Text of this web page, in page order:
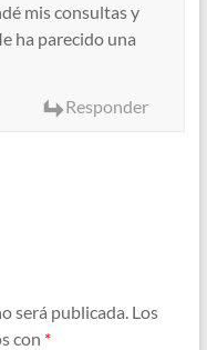
mis consultas y
ha parecido una
Responder
será publicada. Los
con *